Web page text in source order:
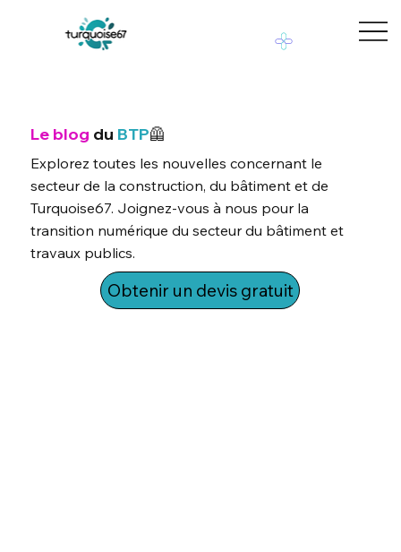
Le blog du BTP🦺
Explorez toutes les nouvelles concernant le
secteur de la construction, du bâtiment et de
Turquoise67. Joignez-vous à nous pour la
transition numérique du secteur du bâtiment et
travaux publics.
Obtenir un devis gratuit